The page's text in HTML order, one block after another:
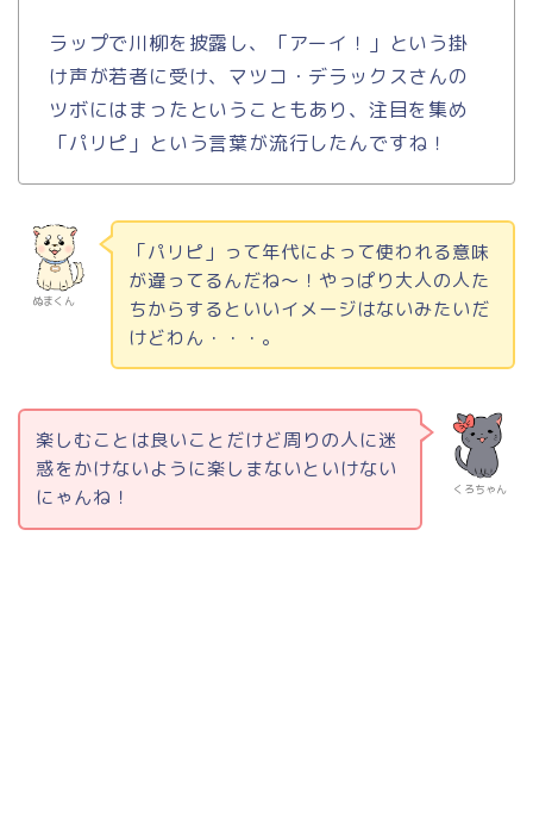
ラップで川柳を披露し、「アーイ！」という掛
け声が若者に受け、マツコ・デラックスさんの
ツボにはまったということもあり、注目を集め
「パリピ」という言葉が流行したんですね！
ぬまくん
「パリピ」って年代によって使われる意味
が違ってるんだね～！やっぱり大人の人た
ちからするといいイメージはないみたいだ
けどわん・・・。
くろちゃん
楽しむことは良いことだけど周りの人に迷
惑をかけないように楽しまないといけない
にゃんね！